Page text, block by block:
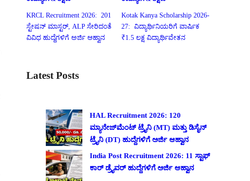
KRCL Recruitment 2026: 201
ಸ್ಟೇಷನ್ ಮಾಸ್ಟರ್, ALP ಸೇರಿದಂತೆ
ವಿವಿಧ ಹುದ್ದೆಗಳಿಗೆ ಅರ್ಜಿ ಆಹ್ವಾನ
Kotak Kanya Scholarship 2026-
27: ವಿದ್ಯಾರ್ಥಿನಿಯರಿಗೆ ವಾರ್ಷಿಕ
₹1.5 ಲಕ್ಷ ವಿದ್ಯಾರ್ಥಿವೇತನ
Latest Posts
HAL Recruitment 2026: 120
ಮ್ಯಾನೇಜ್‌ಮೆಂಟ್ ಟ್ರೈನಿ (MT) ಮತ್ತು ಡಿಸೈನ್
ಟ್ರೈನಿ (DT) ಹುದ್ದೆಗಳಿಗೆ ಅರ್ಜಿ ಆಹ್ವಾನ
India Post Recruitment 2026: 11 ಸ್ಟಾಫ್
ಕಾರ್ ಡ್ರೈವರ್ ಹುದ್ದೆಗಳಿಗೆ ಅರ್ಜಿ ಆಹ್ವಾನ